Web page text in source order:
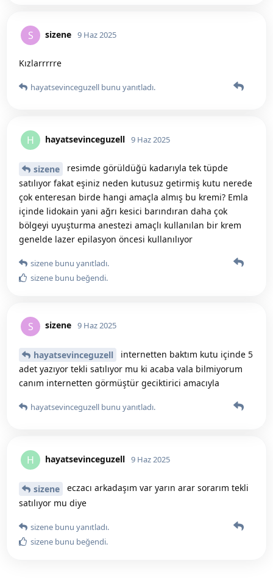
S sizene 9 Haz 2025
Kızlarrrrre
hayatsevinceguzell bunu yanıtladı.
H hayatsevinceguzell 9 Haz 2025
sizene
resimde görüldüğü kadarıyla tek tüpde
satılıyor fakat eşiniz neden kutusuz getirmiş kutu nerede
çok enteresan birde hangi amaçla almış bu kremi? Emla
içinde lidokain yani ağrı kesici barındıran daha çok
bölgeyi uyuşturma anestezi amaçlı kullanılan bir krem
genelde lazer epilasyon öncesi kullanılıyor
sizene bunu yanıtladı.
sizene bunu beğendi.
S sizene 9 Haz 2025
hayatsevinceguzell
internetten baktım kutu içinde 5
adet yazıyor tekli satılıyor mu ki acaba vala bilmiyorum
canım internetten görmüştür geciktirici amacıyla
hayatsevinceguzell bunu yanıtladı.
H hayatsevinceguzell 9 Haz 2025
sizene
eczacı arkadaşım var yarın arar sorarım tekli
satılıyor mu diye
sizene bunu yanıtladı.
sizene bunu beğendi.